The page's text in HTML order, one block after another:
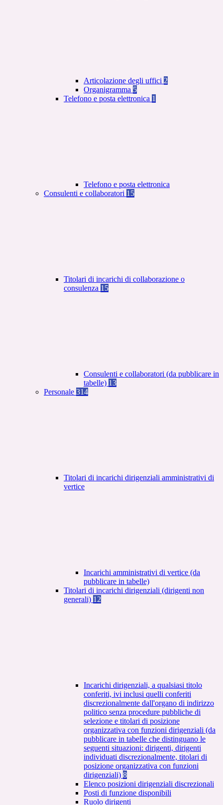
Articolazione degli uffici 2
Organigramma 5
Telefono e posta elettronica 1
Telefono e posta elettronica
Consulenti e collaboratori 15
Titolari di incarichi di collaborazione o
consulenza 15
Consulenti e collaboratori (da pubblicare in
tabelle) 13
Personale 314
Titolari di incarichi dirigenziali amministrativi di
vertice
Incarichi amministrativi di vertice (da
pubblicare in tabelle)
Titolari di incarichi dirigenziali (dirigenti non
generali) 12
Incarichi dirigenziali, a qualsiasi titolo
conferiti, ivi inclusi quelli conferiti
discrezionalmente dall'organo di indirizzo
politico senza procedure pubbliche di
selezione e titolari di posizione
organizzativa con funzioni dirigenziali (da
pubblicare in tabelle che distinguano le
seguenti situazioni: dirigenti, dirigenti
individuati discrezionalmente, titolari di
posizione organizzativa con funzioni
dirigenziali) 8
Elenco posizioni dirigenziali discrezionali
Posti di funzione disponibili
Ruolo dirigenti